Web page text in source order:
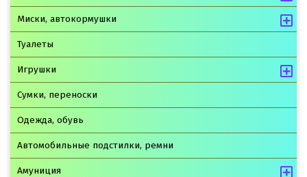
Миски, автокормушки
Туалеты
Игрушки
Сумки, переноски
Одежда, обувь
Автомобильные подстилки, ремни
Амуниция